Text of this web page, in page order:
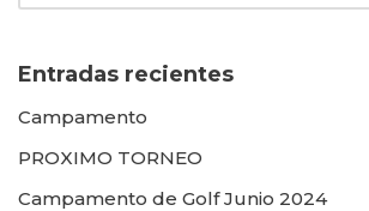
Entradas recientes
Campamento
PROXIMO TORNEO
Campamento de Golf Junio 2024